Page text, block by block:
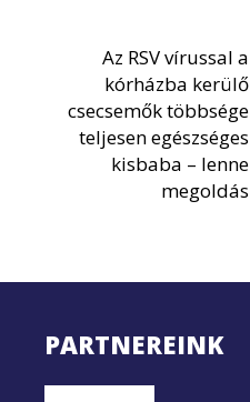
Az RSV vírussal a
kórházba kerülő
csecsemők többsége
teljesen egészséges
kisbaba – lenne
megoldás
PARTNEREINK